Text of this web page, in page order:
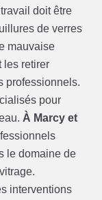
doit être
de verres
mauvaise
les retirer
professionnels.
pour
À Marcy et
le domaine de
interventions